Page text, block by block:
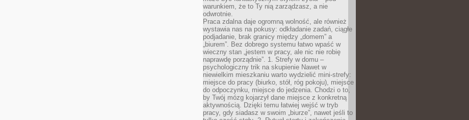
warunkiem, że to Ty nią zarządzasz, a nie
odwrotnie.
Praca zdalna daje ogromną wolność, ale również
wystawia nas na pokusy: odkładanie zadań, ciągłe
podjadanie, brak granicy między „domem” a
„biurem”. Bez dobrego systemu łatwo wpaść w
wieczny stan „jestem w pracy, ale nic nie robię
naprawdę porządnie”. 1. Strefy w domu –
psychologiczny trik na skupienie Nawet w
niewielkim mieszkaniu warto wydzielić mini-strefy:
miejsce do pracy (biurko, stół, róg pokoju), miejsce
do odpoczynku, miejsce do jedzenia. Chodzi o to,
by Twój mózg kojarzył dane miejsce z konkretną
aktywnością. Dzięki temu łatwiej wejść w tryb
pracy, gdy siadasz w swoim „biurze”, nawet jeśli to